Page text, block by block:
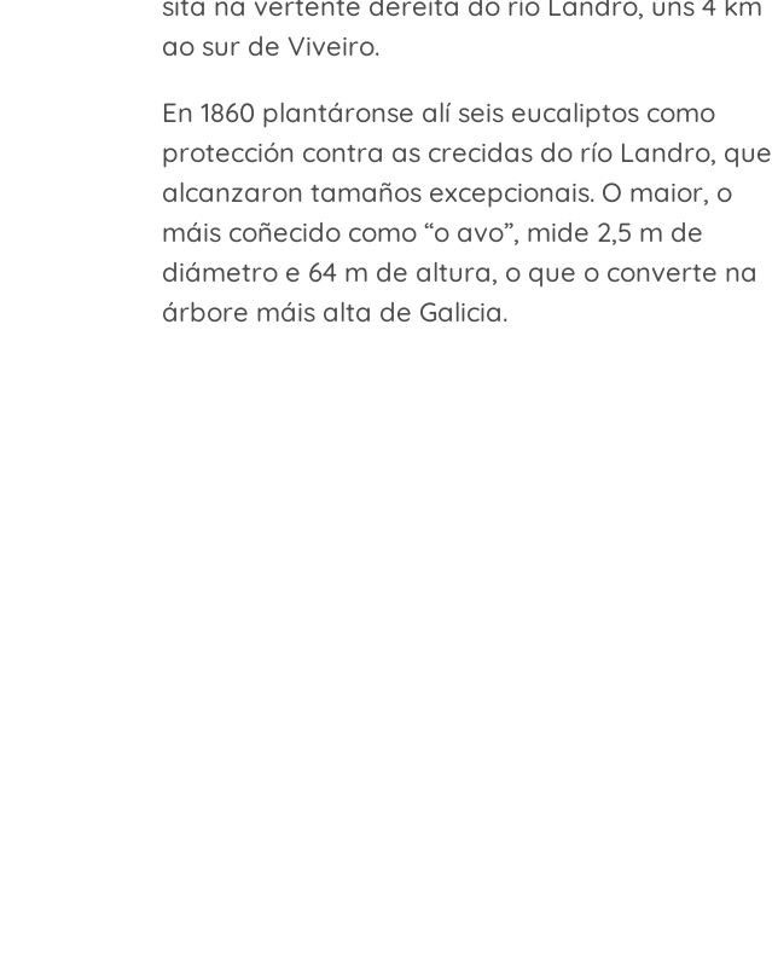
ao sur de Viveiro.
En 1860 plantáronse alí seis eucaliptos como
protección contra as crecidas do río Landro, que
alcanzaron tamaños excepcionais. O maior, o
máis coñecido como “o avo”, mide 2,5 m de
diámetro e 64 m de altura, o que o converte na
árbore máis alta de Galicia.